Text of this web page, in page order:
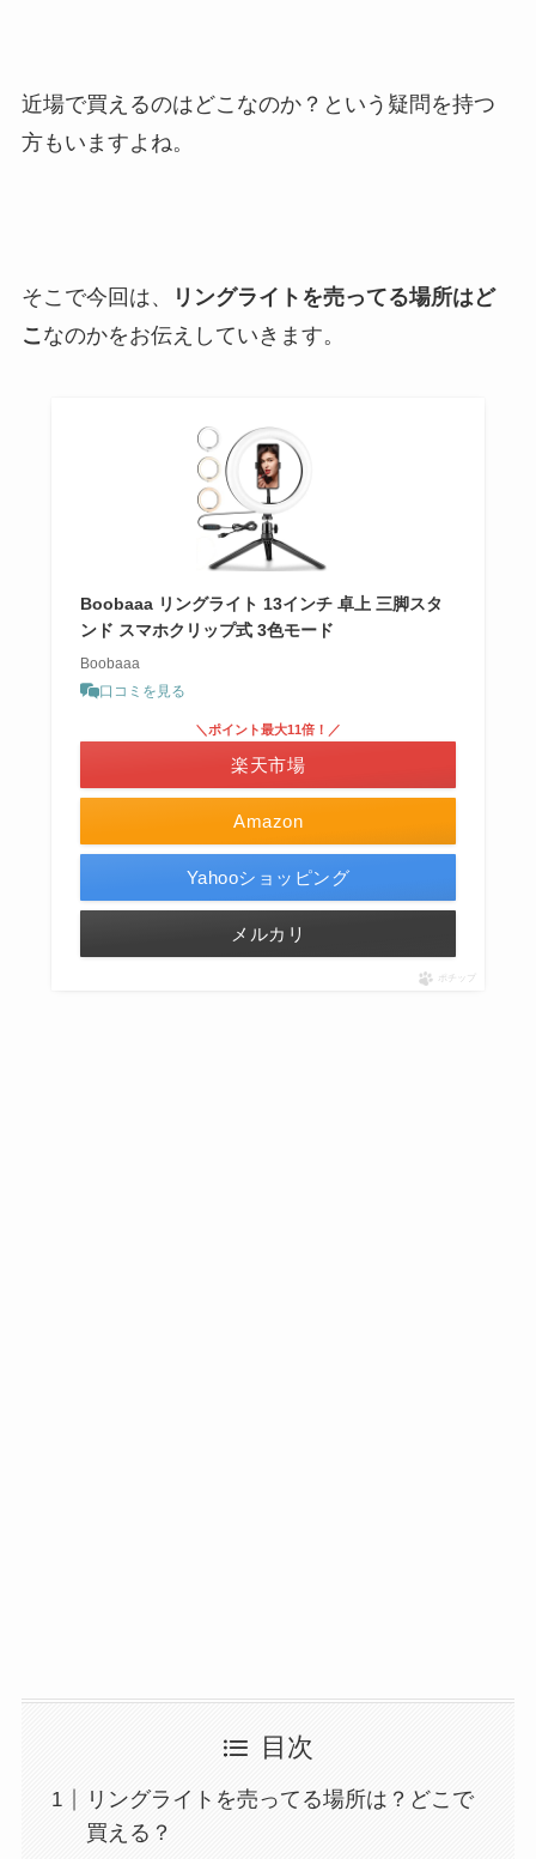
近場で買えるのはどこなのか？という疑問を持つ
方もいますよね。
そこで今回は、
リングライトを売ってる場所はど
こなのかをお伝えしていきます。
Boobaaa リングライト 13インチ 卓上 三脚スタ
ンド スマホクリップ式 3色モード
Boobaaa
口コミを見る
Amazon
＼ポイント最大11倍！／
楽天市場
Yahooショッピング
メルカリ
ポチップ
目次
リングライトを売ってる場所は？どこで
買える？